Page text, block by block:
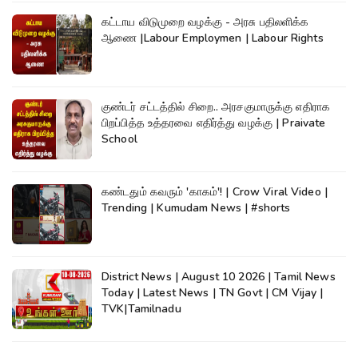
கட்டாய விடுமுறை வழக்கு - அரசு பதிலளிக்க
ஆணை |Labour Employmen | Labour Rights
குண்டர் சட்டத்தில் சிறை.. அரசகுமாருக்கு எதிராக
பிறப்பித்த உத்தரவை எதிர்த்து வழக்கு | Praivate
School
கண்டதும் கவரும் 'காகம்'! | Crow Viral Video |
Trending | Kumudam News | #shorts
District News | August 10 2026 | Tamil News
Today | Latest News | TN Govt | CM Vijay |
TVK|Tamilnadu